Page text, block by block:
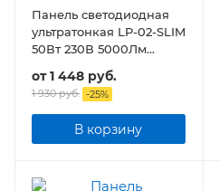
Панель светодиодная
ультратонкая LP-02-SLIM
50Вт 230В 5000Лм
БЕЛАЯ
от1 448 руб.
1 930 руб. -25%
В корзину